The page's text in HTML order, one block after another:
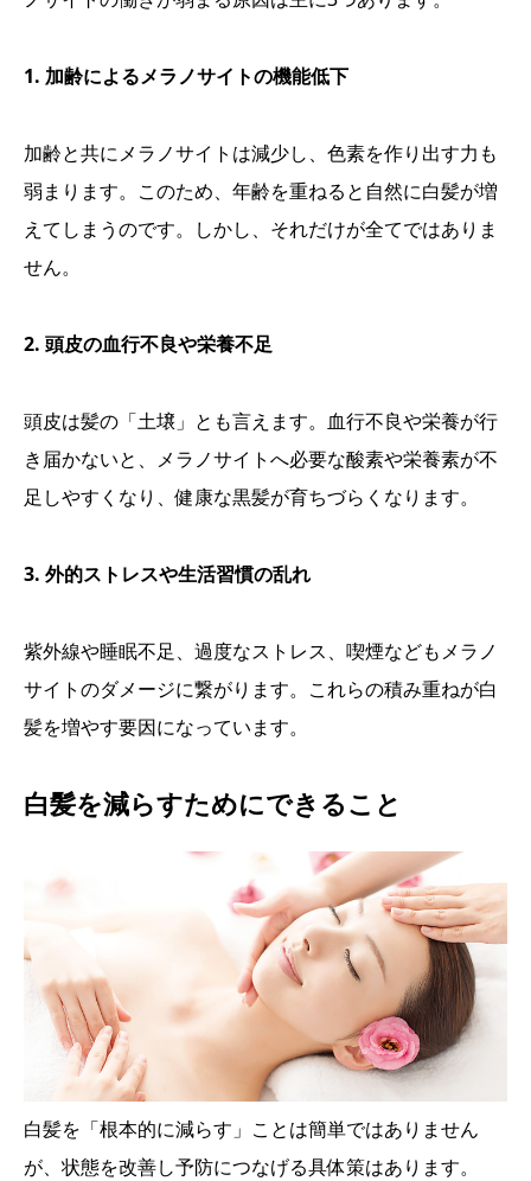
1. 加齢によるメラノサイトの機能低下
加齢と共にメラノサイトは減少し、色素を作り出す力も
弱まります。このため、年齢を重ねると自然に白髪が増
えてしまうのです。しかし、それだけが全てではありま
せん。
2. 頭皮の血行不良や栄養不足
頭皮は髪の「土壌」とも言えます。血行不良や栄養が行
き届かないと、メラノサイトへ必要な酸素や栄養素が不
足しやすくなり、健康な黒髪が育ちづらくなります。
3. 外的ストレスや生活習慣の乱れ
紫外線や睡眠不足、過度なストレス、喫煙などもメラノ
サイトのダメージに繋がります。これらの積み重ねが白
髪を増やす要因になっています。
白髪を減らすためにできること
白髪を「根本的に減らす」ことは簡単ではありません
が、状態を改善し予防につなげる具体策はあります。